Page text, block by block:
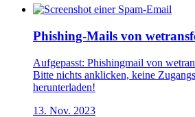
Phishing-Mails von
Aufgepasst: Phishingmail von
Bitte nichts anklicken, keine
herunterladen!
13. Nov. 2023